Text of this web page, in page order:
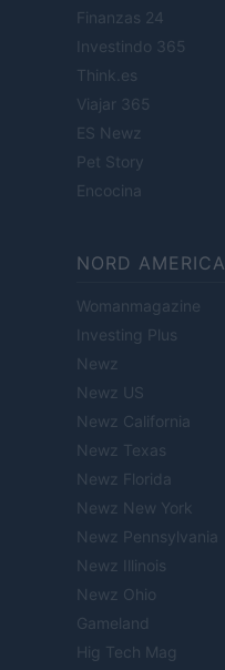
Finanzas 24
Investindo 365
Think.es
Viajar 365
ES Newz
Pet Story
Encocina
NORD AMERICA
Womanmagazine
Investing Plus
Newz
Newz US
Newz California
Newz Texas
Newz Florida
Newz New York
Newz Pennsylvania
Newz Illinois
Newz Ohio
Gameland
Hig Tech Mag